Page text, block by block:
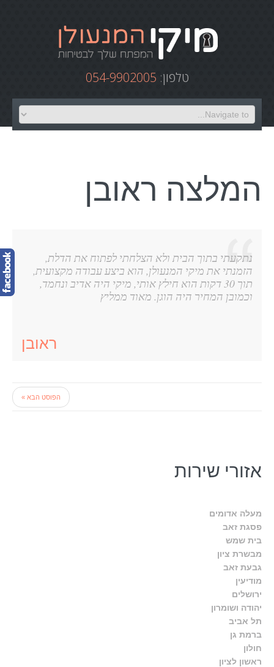
טלפון: 054-9902005
המלצה ראובן
נתקעתי בתוך הבית ולא הצלחתי לפתוח את הדלת,
הזמנתי את מיקי המנעולן, הוא ביצע עבודה מקצועית,
תוך 30 דקות הוא חילץ אותי, מיקי היה אדיב ונחמד,
וכמובן המחיר היה הוגן. מאוד ממליץ
ראובן
הפוסט הבא »
אזורי שירות
מעלה אדומים
פסגת זאב
בית שמש
מבשרת ציון
גבעת זאב
מודיעין
ירושלים
יהודה ושומרון
תל אביב
ברמת גן
חולון
ראשון לציון